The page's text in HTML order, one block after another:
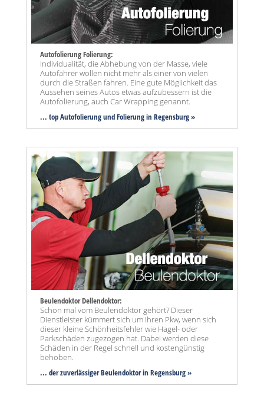
Autofolierung Folierung:
Individualität, die Abhebung von der Masse, viele
Autofahrer wollen nicht mehr als einer von vielen
durch die Straßen fahren. Eine gute Möglichkeit das
Aussehen seines Autos etwas aufzubessern ist die
Autofolierung, auch Car Wrapping genannt.
... top Autofolierung und Folierung in Regensburg »
Beulendoktor Dellendoktor:
Schon mal vom Beulendoktor gehört? Dieser
Dienstleister kümmert sich um Ihren Pkw, wenn sich
dieser kleine Schönheitsfehler wie Hagel- oder
Parkschäden zugezogen hat. Dabei werden diese
Schäden in der Regel schnell und kostengünstig
behoben.
... der zuverlässiger Beulendoktor in Regensburg »